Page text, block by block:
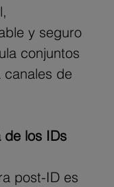
y seguro
conjuntos
de
de los IDs
post-ID es